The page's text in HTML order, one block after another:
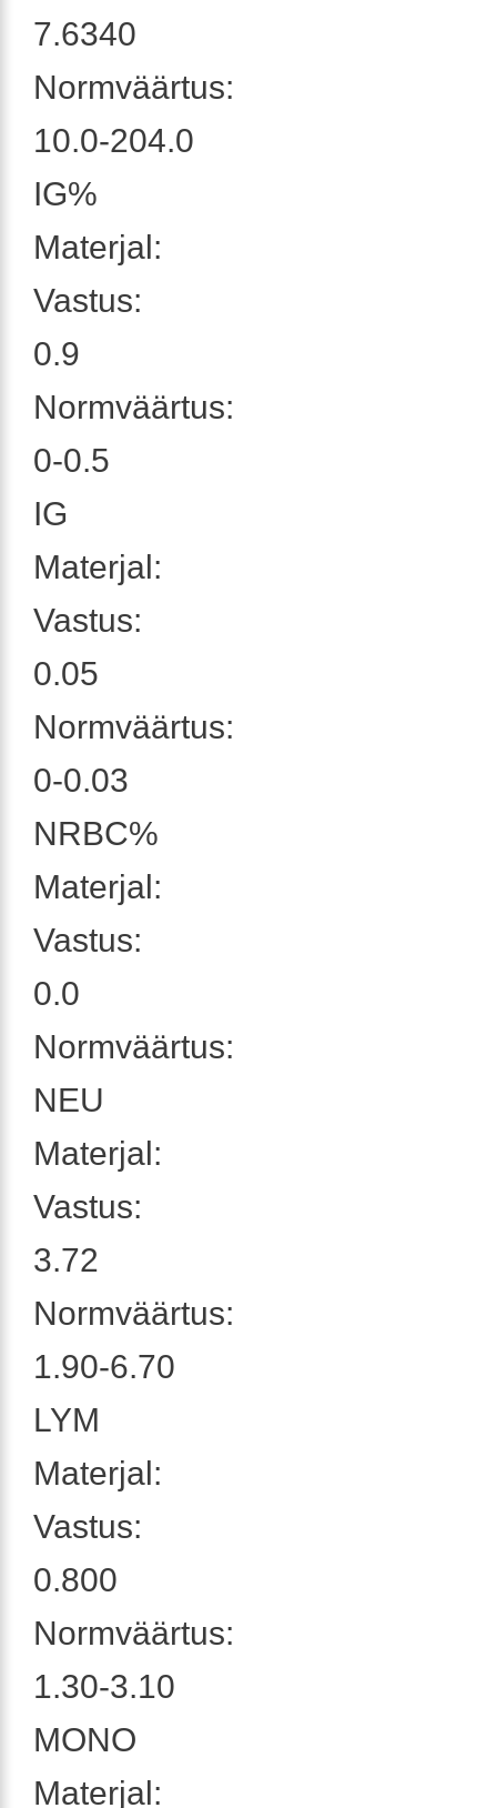
7.6340
Normväärtus:
10.0-204.0
IG%
Materjal:
Vastus:
0.9
Normväärtus:
0-0.5
IG
Materjal:
Vastus:
0.05
Normväärtus:
0-0.03
NRBC%
Materjal:
Vastus:
0.0
Normväärtus:
NEU
Materjal:
Vastus:
3.72
Normväärtus:
1.90-6.70
LYM
Materjal:
Vastus:
0.800
Normväärtus:
1.30-3.10
MONO
Materjal: